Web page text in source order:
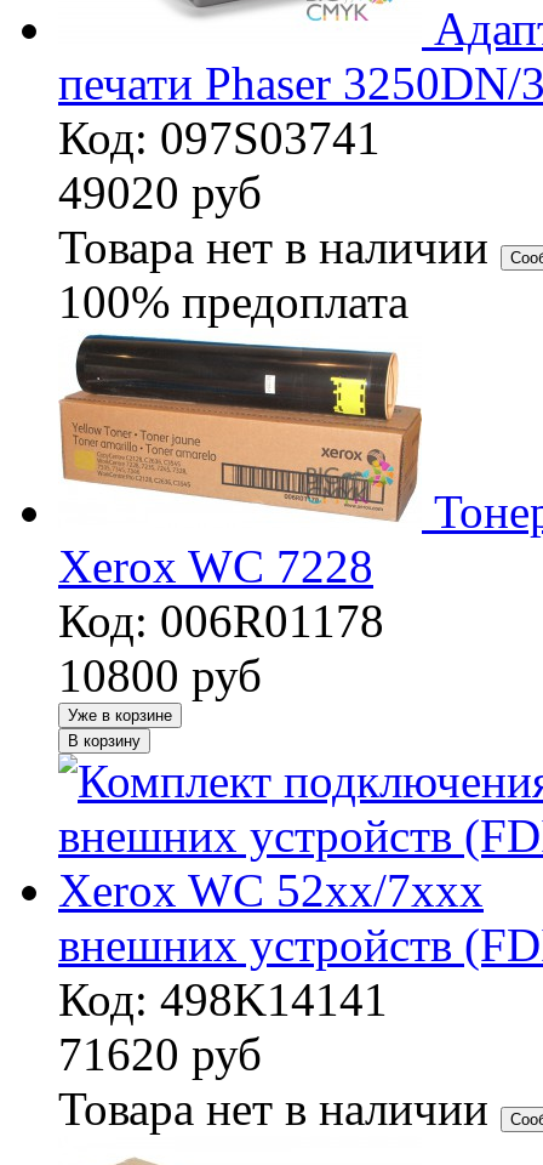
печати Phaser
Код: 097S03741
49020 руб
Товара нет в наличии
100% предоплата
Xerox WC 7228
Код: 006R01178
10800 руб
Уже в корзине
В корзину
внешних устройств
Код: 498K14141
71620 руб
Товара нет в наличии